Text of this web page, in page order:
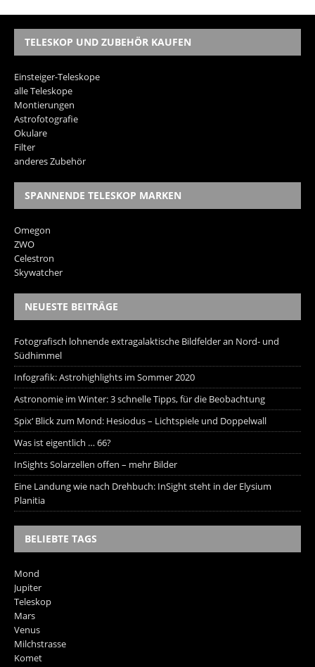
TELESKOP UND ZUBEHÖR KAUFEN
Einsteiger-Teleskope
alle Teleskope
Montierungen
Astrofotografie
Okulare
Filter
anderes Zubehör
SPANNENDE TELESKOP MARKEN
Omegon
ZWO
Celestron
Skywatcher
NEUESTE BEITRÄGE
Fotografisch lohnende extragalaktische Bildfelder an Nord- und
Südhimmel
Infografik: Astrohighlights im Sommer 2020
Astronomie im Winter: 3 schnelle Tipps, für die Beobachtung
Spix‘ Blick zum Mond: Hesiodus – Lichtspiele und Doppelwall
Was ist eigentlich … 66?
InSights Solarzellen offen – mehr Bilder
Eine Landung wie nach Drehbuch: InSight steht in der Elysium
Planitia
BELIEBTE TAGS
Mond
Jupiter
Teleskop
Mars
Venus
Milchstrasse
Komet